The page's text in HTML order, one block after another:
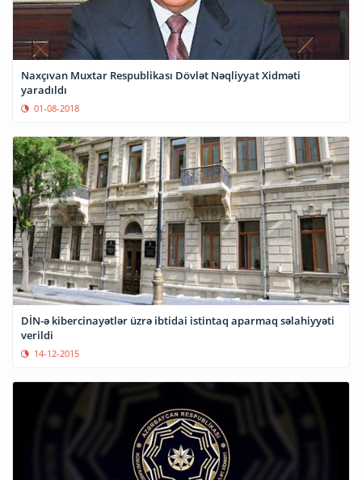
Naxçıvan Muxtar Respublikası Dövlət Nəqliyyat Xidməti
yaradıldı
01-08-2018
DİN-ə kibercinayətlər üzrə ibtidai istintaq aparmaq səlahiyyəti
verildi
14-12-2015